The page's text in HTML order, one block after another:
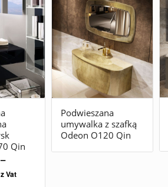
Qin
–
z Vat
Podwieszana
umywalka z szafką
Odeon O120 Qin